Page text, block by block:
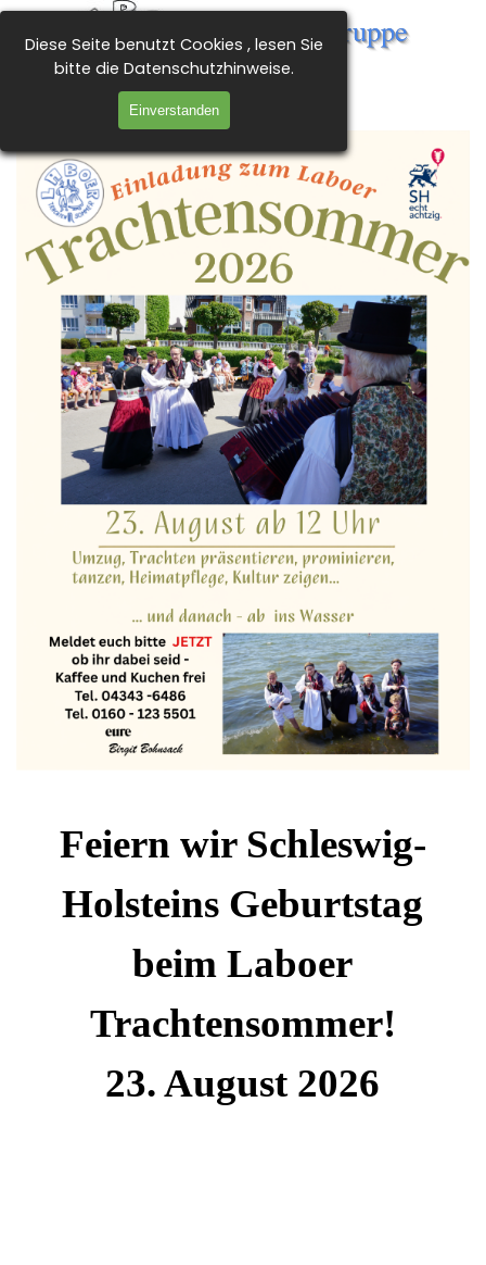
Diese Seite benutzt Cookies , lesen Sie
bitte die Datenschutzhinweise.
Einverstanden
Direkt zum Seiteninhalt
Tanz- und Trachtengruppe
Laboe e.V.
Menü überspringen
Feiern wir Schleswig-
Holsteins Geburtstag
beim Laboer
Trachtensommer!
23. August 2026